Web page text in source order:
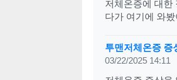
저체온증에 대한
다가 여기에 와봤
투맨저체온증 증
03/22/2025 14:11